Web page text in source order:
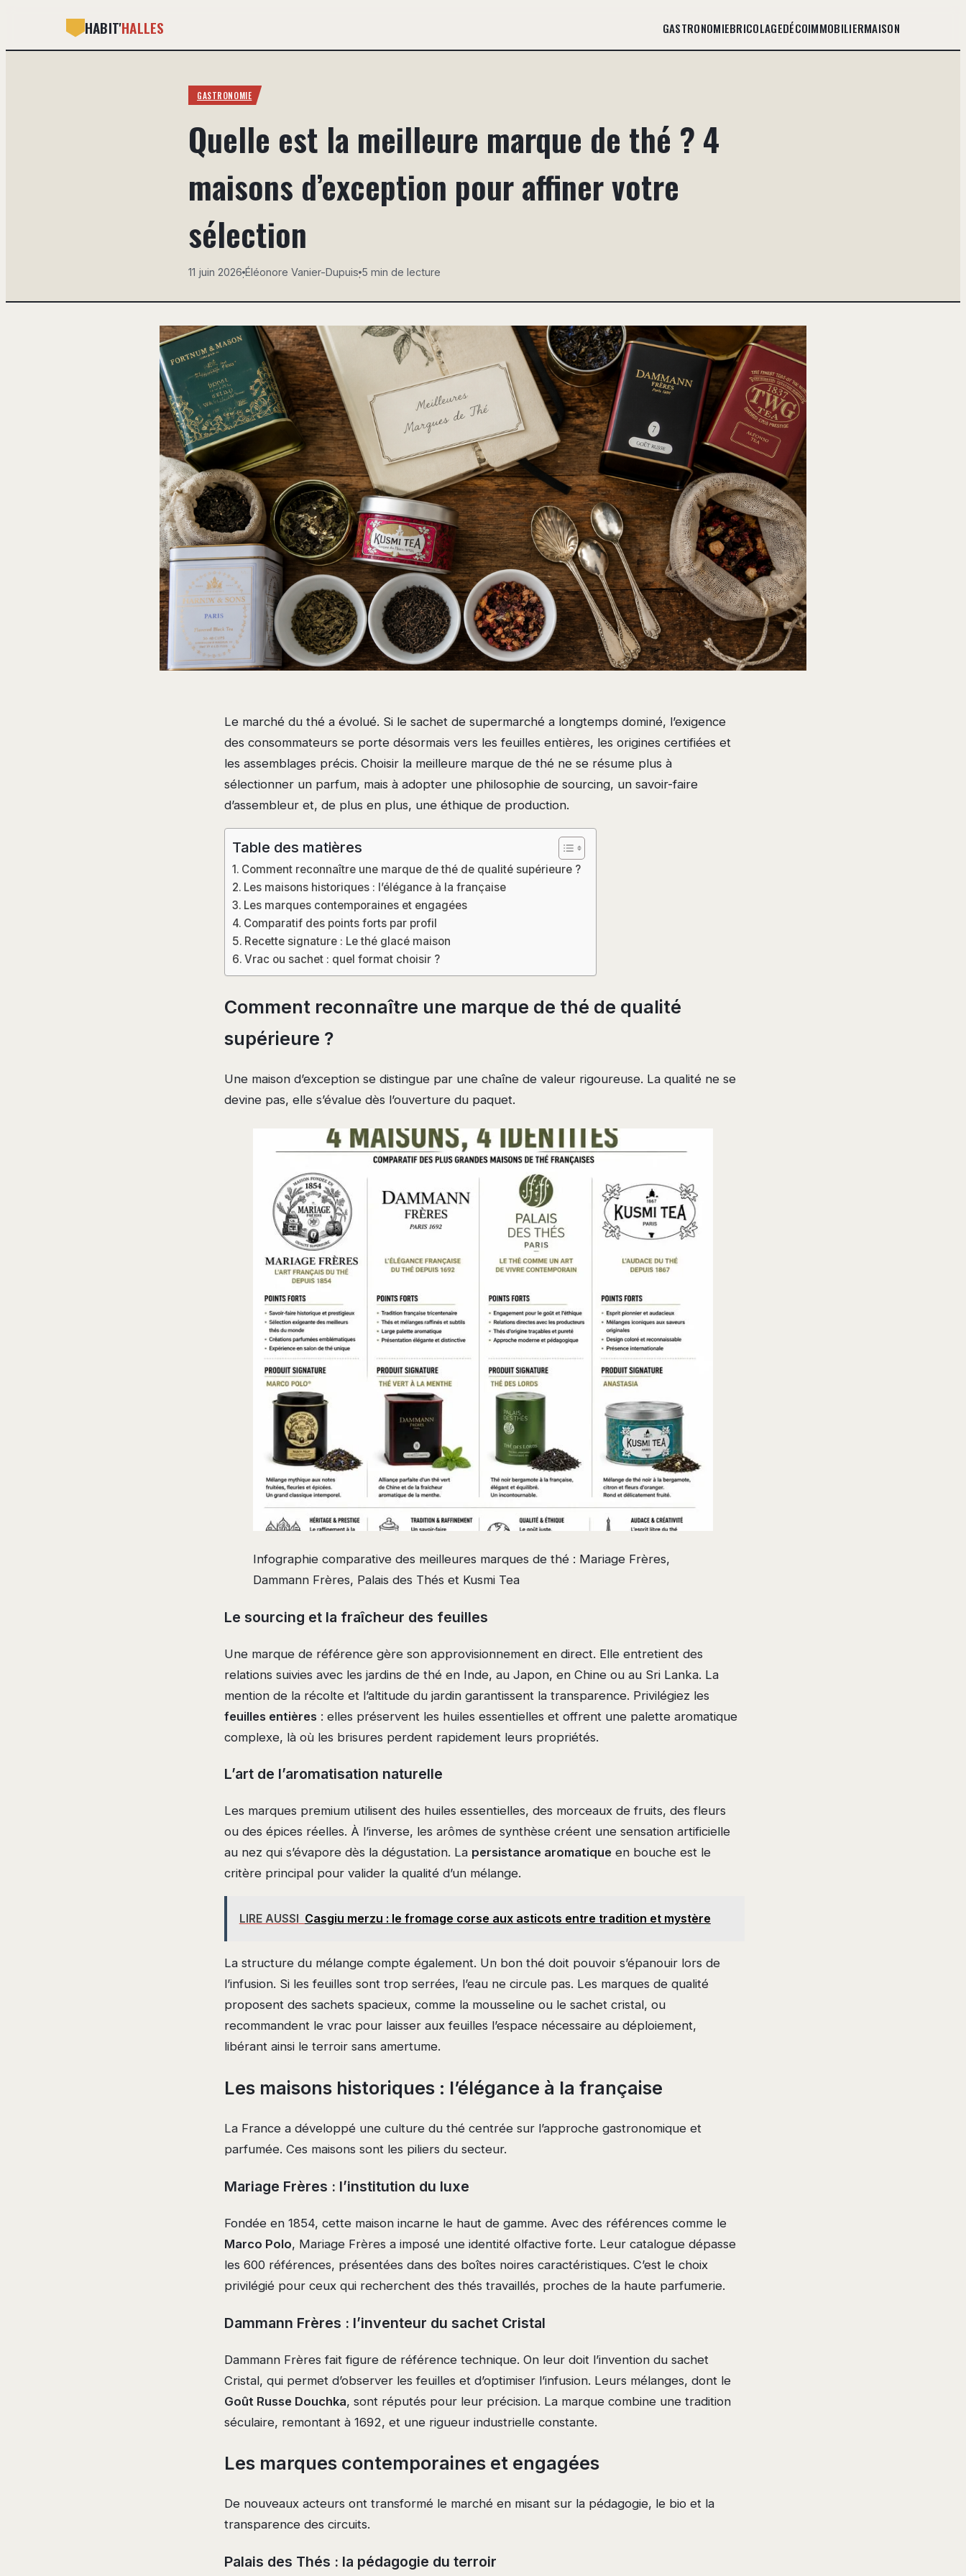
HABIT'HALLES GASTRONOMIEBRICOLAGEDÉCOIMMOBILIERMAISON
GASTRONOMIE
Quelle est la meilleure marque de thé ? 4
maisons d’exception pour affiner votre
sélection
11 juin 2026·Éléonore Vanier-Dupuis·5 min de lecture
Le marché du thé a évolué. Si le sachet de supermarché a longtemps dominé, l’exigence
des consommateurs se porte désormais vers les feuilles entières, les origines certifiées et
les assemblages précis. Choisir la meilleure marque de thé ne se résume plus à
sélectionner un parfum, mais à adopter une philosophie de sourcing, un savoir-faire
d’assembleur et, de plus en plus, une éthique de production.
Table des matières
Comment reconnaître une marque de thé de qualité supérieure ?
Les maisons historiques : l’élégance à la française
Les marques contemporaines et engagées
Comparatif des points forts par profil
Recette signature : Le thé glacé maison
Vrac ou sachet : quel format choisir ?
Comment reconnaître une marque de thé de qualité
supérieure ?
Une maison d’exception se distingue par une chaîne de valeur rigoureuse. La qualité ne se
devine pas, elle s’évalue dès l’ouverture du paquet.
Infographie comparative des meilleures marques de thé : Mariage Frères,
Dammann Frères, Palais des Thés et Kusmi Tea
Le sourcing et la fraîcheur des feuilles
Une marque de référence gère son approvisionnement en direct. Elle entretient des
relations suivies avec les jardins de thé en Inde, au Japon, en Chine ou au Sri Lanka. La
mention de la récolte et l’altitude du jardin garantissent la transparence. Privilégiez les
feuilles entières : elles préservent les huiles essentielles et offrent une palette aromatique
complexe, là où les brisures perdent rapidement leurs propriétés.
L’art de l’aromatisation naturelle
Les marques premium utilisent des huiles essentielles, des morceaux de fruits, des fleurs
ou des épices réelles. À l’inverse, les arômes de synthèse créent une sensation artificielle
au nez qui s’évapore dès la dégustation. La persistance aromatique en bouche est le
critère principal pour valider la qualité d’un mélange.
LIRE AUSSI Casgiu merzu : le fromage corse aux asticots entre tradition et mystère
La structure du mélange compte également. Un bon thé doit pouvoir s’épanouir lors de
l’infusion. Si les feuilles sont trop serrées, l’eau ne circule pas. Les marques de qualité
proposent des sachets spacieux, comme la mousseline ou le sachet cristal, ou
recommandent le vrac pour laisser aux feuilles l’espace nécessaire au déploiement,
libérant ainsi le terroir sans amertume.
Les maisons historiques : l’élégance à la française
La France a développé une culture du thé centrée sur l’approche gastronomique et
parfumée. Ces maisons sont les piliers du secteur.
Mariage Frères : l’institution du luxe
Fondée en 1854, cette maison incarne le haut de gamme. Avec des références comme le
Marco Polo, Mariage Frères a imposé une identité olfactive forte. Leur catalogue dépasse
les 600 références, présentées dans des boîtes noires caractéristiques. C’est le choix
privilégié pour ceux qui recherchent des thés travaillés, proches de la haute parfumerie.
Dammann Frères : l’inventeur du sachet Cristal
Dammann Frères fait figure de référence technique. On leur doit l’invention du sachet
Cristal, qui permet d’observer les feuilles et d’optimiser l’infusion. Leurs mélanges, dont le
Goût Russe Douchka, sont réputés pour leur précision. La marque combine une tradition
séculaire, remontant à 1692, et une rigueur industrielle constante.
Les marques contemporaines et engagées
De nouveaux acteurs ont transformé le marché en misant sur la pédagogie, le bio et la
transparence des circuits.
Palais des Thés : la pédagogie du terroir